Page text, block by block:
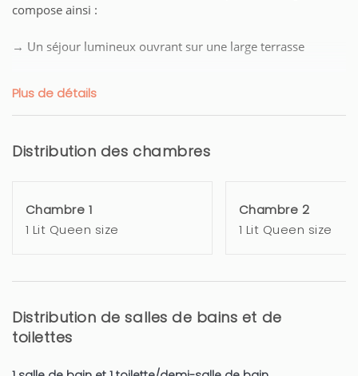
compose ainsi :
→ Un séjour lumineux ouvrant sur une large terrasse
induction, grille-pain, cafetière et lave-linge), ouvrant sur un
balcon avec une vue sur la piscine
→ Une première chambre avec un lit Queen Size (160x200)
→ Une salle de bain avec douche
→ Beaucoup d'espace de rangement
Plus de détails
Distribution des chambres
Chambre 1
1 Lit Queen size
Chambre 2
1 Lit Queen size
Distribution de salles de bains et de
toilettes